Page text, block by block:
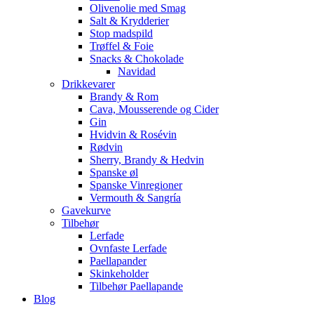
Olivenolie med Smag
Salt & Krydderier
Stop madspild
Trøffel & Foie
Snacks & Chokolade
Navidad
Drikkevarer
Brandy & Rom
Cava, Mousserende og Cider
Gin
Hvidvin & Rosévin
Rødvin
Sherry, Brandy & Hedvin
Spanske øl
Spanske Vinregioner
Vermouth & Sangría
Gavekurve
Tilbehør
Lerfade
Ovnfaste Lerfade
Paellapander
Skinkeholder
Tilbehør Paellapande
Blog